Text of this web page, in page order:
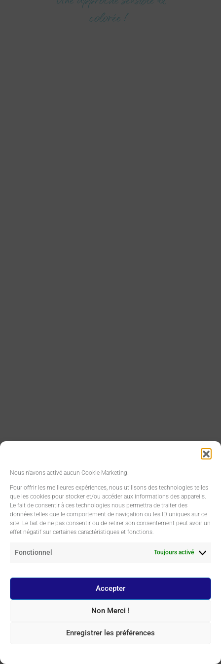
Nous n'avons activé aucun Cookie Marketing.
Pour offrir les meilleures expériences, nous utilisons des technologies telles
que les cookies pour stocker et/ou accéder aux informations des appareils.
Le fait de consentir à ces technologies nous permettra de traiter des
données telles que le comportement de navigation ou les ID uniques sur ce
site. Le fait de ne pas consentir ou de retirer son consentement peut avoir un
effet négatif sur certaines caractéristiques et fonctions.
Fonctionnel Toujours activé
Accepter
Non Merci !
Enregistrer les préférences
colorée !